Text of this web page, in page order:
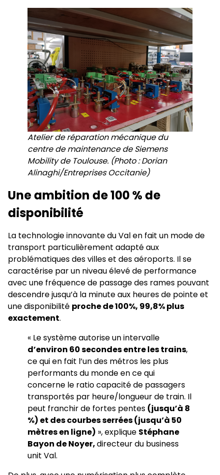
Atelier de réparation mécanique du
centre de maintenance de Siemens
Mobility de Toulouse. (Photo : Dorian
Alinaghi/Entreprises Occitanie)
Une ambition de 100 % de
disponibilité
La technologie innovante du Val en fait un mode de
transport particulièrement adapté aux
problématiques des villes et des aéroports. Il se
caractérise par un niveau élevé de performance
avec une fréquence de passage des rames pouvant
descendre jusqu’à la minute aux heures de pointe et
une disponibilité proche de 100%, 99,8% plus
exactement.
« Le système autorise un intervalle
d’environ 60 secondes entre les trains,
ce qui en fait l’un des métros les plus
performants du monde en ce qui
concerne le ratio capacité de passagers
transportés par heure/longueur de train. Il
peut franchir de fortes pentes (jusqu’à 8
%) et des courbes serrées (jusqu’à 50
mètres en ligne) », explique Stéphane
Bayon de Noyer,directeur du business
unit Val.